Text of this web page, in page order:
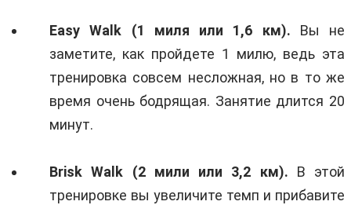
Easy Walk (1 миля или 1,6 км). Вы не
заметите, как пройдете 1 милю, ведь эта
тренировка совсем несложная, но в то же
время очень бодрящая. Занятие длится 20
минут.
Brisk Walk (2 мили или 3,2 км). В этой
тренировке вы увеличите темп и прибавите